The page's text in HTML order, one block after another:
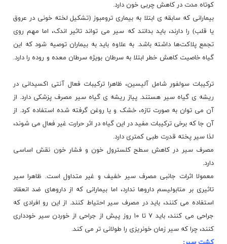
کوتاه مدت در کاهش چربی خون دارد. ‏
بیمارانی که سابقه ی ابتلابه بیماری ترومبوز (تشکیل لخته خونی در عروق
یا قلب) را دارند، باید بدانند که سیر می ‌تواند تاثیر اندک، اما مهم روی
تجمع پلاکت‌ها داشته باشد. به علاوه باید به بیماران توصیه شود که این
گیاه خاصیت کاهش خطر ابتلا به سرطان بویژه سرطان ‏معده و روده را دارد.
ترکیبات سولفور شامل آلیسین، ظاهرا ترکیبات فعال آنتی اکسیدانی در
ریشه ی گیاه سیر هستند. پیاز ریشه ی گیاه سیر مصرف پزشکی دارد. از
آن می ‌توان به صورت تازه، خشک و یا روغن گرفته شده استفاده کرد. از
آن جا که برخی ‏ترکیبات مفید در این گیاه در اثر حرارت غیر فعال می ‌شوند،
لذا سیر پخته قدرت طبی کمتری دارد. ‏
مصرف سیر در کاهش سطح کلسترول خون و فشار خون نقش اساسی
‏دارد.
معمولا اثرات جانبی مصرف سیر خفیف و غیر متداول است. ‏ظاهرا سیر
تاثیری بر متابولیسم داروها ندارد، اما بیمارانی که از داروهای ضد انعقاد
استفاده می‌ کنند، باید در مصرف سیر احتیاط کنند. ‏از این رو افرادی که
جراحی می ‌کنند، باید ۷ تا ۱۰ روز پیش از جراحی از خوردن سیر خودداری
کنند، چرا که سیر زمان خونریزی را ‏طولانی ‌تر می ‌کند. ‏